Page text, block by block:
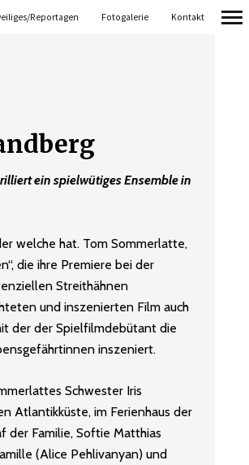
Reportagen Fotogalerie Kontakt
ein spielwütiges Ensemble in
welche hat. Tom Sommerlatte,
die ihre Premiere bei der
Streithähnen
und inszenierten Film auch
der der Spielfilmdebütant die
inszeniert.
Schwester Iris
Atlantikküste, im Ferienhaus der
der Familie, Softie Matthias
(Alice Pehlivanyan) und